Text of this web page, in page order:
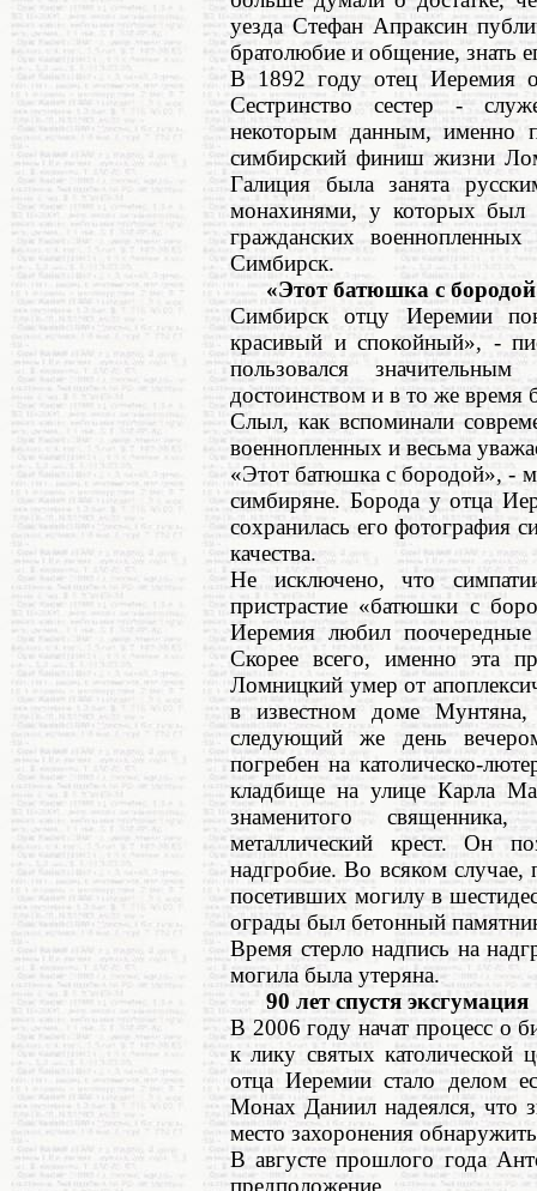
уезда Стефан Апраксин
братолюбие и общение, знать
В 1892 году отец Иеремия
Сестринство сестер -
некоторым данным, именно
симбирский финиш жизни
Галиция была занята
монахинями, у которых был
гражданских
Симбирск.
«Этот батюшка с
Симбирск отцу Иеремии
красивый и спокойный», -
пользовался
достоинством и в то же
Слыл, как вспоминали
военнопленных и весьма
«Этот батюшка с бородой», -
симбиряне. Борода у отца
сохранилась его фотография
качества.
Не исключено, что
пристрастие «батюшки с
Иеремия любил
Скорее всего, именно эта
Ломницкий умер от
в известном доме
следующий же день
погребен на католическо-
кладбище на улице Карла
знаменитого
металлический крест. Он
надгробие. Во всяком
посетивших могилу в
ограды был бетонный
Время стерло надпись на
могила была утеряна.
90 лет спустя эксгумация
В 2006 году начат процесс о
к лику святых католической
отца Иеремии стало делом
Монах Даниил надеялся, что
место захоронения
В августе прошлого года
предположение.